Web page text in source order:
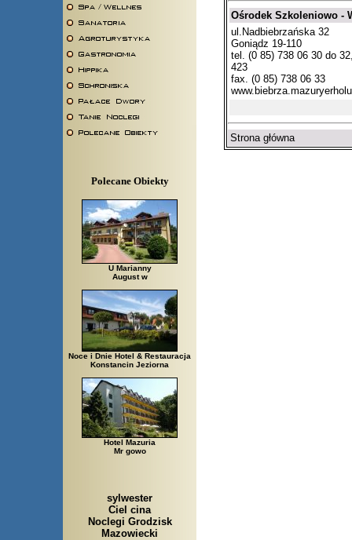
Polecane Obiekty
U Marianny
August w
Noce i Dnie Hotel & Restauracja
Konstancin Jeziorna
Hotel Mazuria
Mr gowo
sylwester
Ciel cina
Noclegi Grodzisk
Mazowiecki
Ośrodek Szkoleniowo -
ul.Nadbiebrzańska 32
Goniądz 19-110
tel. (0 85) 738 06 30 do
423
fax. (0 85) 738 06 33
Strona główna